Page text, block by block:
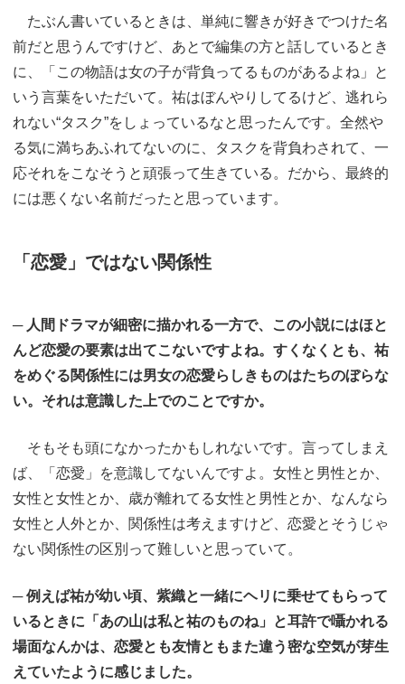
たぶん書いているときは、単純に響きが好きでつけた名
前だと思うんですけど、あとで編集の方と話しているとき
に、「この物語は女の子が背負ってるものがあるよね」と
いう言葉をいただいて。祐はぼんやりしてるけど、逃れら
れない“タスク”をしょっているなと思ったんです。全然や
る気に満ちあふれてないのに、タスクを背負わされて、一
応それをこなそうと頑張って生きている。だから、最終的
には悪くない名前だったと思っています。
「恋愛」ではない関係性
─ 人間ドラマが細密に描かれる一方で、この小説にはほと
んど恋愛の要素は出てこないですよね。すくなくとも、祐
をめぐる関係性には男女の恋愛らしきものはたちのぼらな
い。それは意識した上でのことですか。
そもそも頭になかったかもしれないです。言ってしまえ
ば、「恋愛」を意識してないんですよ。女性と男性とか、
女性と女性とか、歳が離れてる女性と男性とか、なんなら
女性と人外とか、関係性は考えますけど、恋愛とそうじゃ
ない関係性の区別って難しいと思っていて。
─ 例えば祐が幼い頃、紫織と一緒にヘリに乗せてもらって
いるときに「あの山は私と祐のものね」と耳許で囁かれる
場面なんかは、恋愛とも友情ともまた違う密な空気が芽生
えていたように感じました。